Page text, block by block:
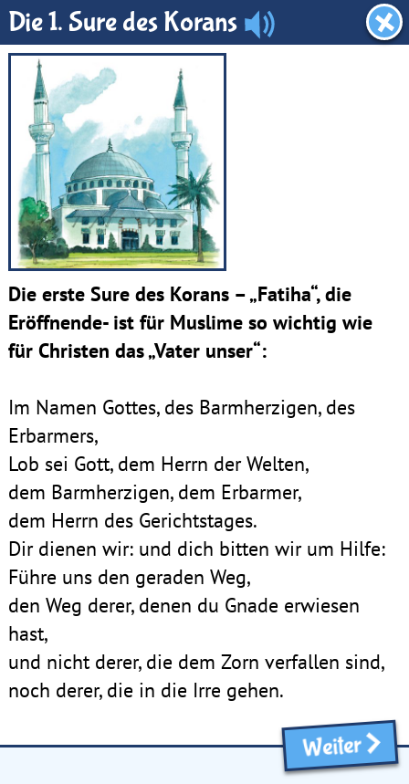
Träumhimmel
Die 1. Sure des Korans
Die erste Sure des Korans – „Fatiha“, die
Eröffnende- ist für Muslime so wichtig wie
für Christen das „Vater unser“:
Im Namen Gottes, des Barmherzigen, des
Erbarmers,
Lob sei Gott, dem Herrn der Welten,
dem Barmherzigen, dem Erbarmer,
dem Herrn des Gerichtstages.
Dir dienen wir: und dich bitten wir um Hilfe:
Führe uns den geraden Weg,
den Weg derer, denen du Gnade erwiesen
hast,
und nicht derer, die dem Zorn verfallen sind,
noch derer, die in die Irre gehen.
Weiter